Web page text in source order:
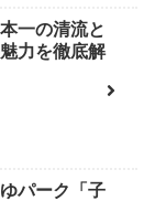
一の清流と
力を徹底解
パーク「子